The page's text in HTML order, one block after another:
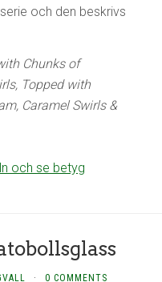
och den beskrivs
Chunks of
Topped with
Caramel Swirls &
och se betyg
· 0 COMMENTS